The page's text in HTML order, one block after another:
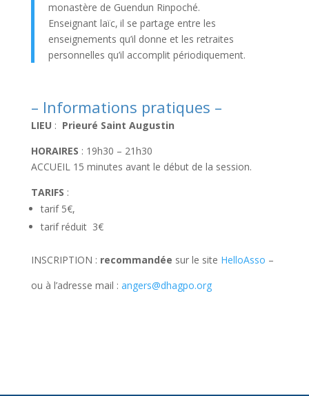
monastère de Guendun Rinpoché.
Enseignant laïc, il se partage entre les
enseignements qu’il donne et les retraites
personnelles qu’il accomplit périodiquement.
– Informations pratiques –
LIEU : Prieuré Saint Augustin
HORAIRES : 19h30 – 21h30
ACCUEIL 15 minutes avant le début de la session.
TARIFS :
tarif 5€,
tarif réduit 3€
INSCRIPTION : recommandée sur le site HelloAsso –
ou à l’adresse mail : angers@dhagpo.org